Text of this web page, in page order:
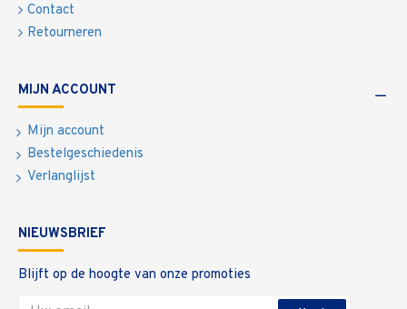
Contact
Retourneren
MIJN ACCOUNT
Mijn account
Bestelgeschiedenis
Verlanglijst
NIEUWSBRIEF
Blijft op de hoogte van onze promoties